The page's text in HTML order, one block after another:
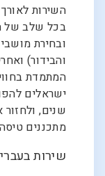
השירות
בכל שלב של
ובחירת
והבידור)
המתמדת
ישראלים
שנים,
מתכננים
שירות